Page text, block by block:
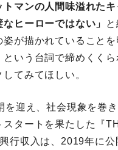
トマンの人間味溢れた
なヒーローではない」
が描かれていること
という台詞で締めくく
てみてほしい。
迎え、社会現象を巻
スタートを果たした『
行収入は、2019年に